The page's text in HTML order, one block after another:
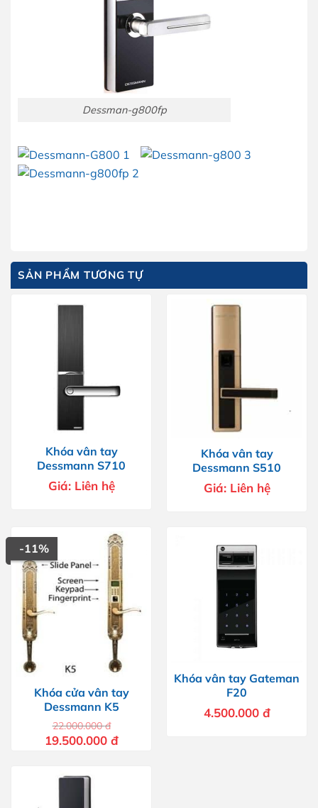
Dessman-g800fp
SẢN PHẨM TƯƠNG TỰ
Khóa vân tay
Dessmann S710
Giá: Liên hệ
Khóa vân tay
Dessmann S510
Giá: Liên hệ
-11%
Khóa cửa vân tay
Dessmann K5
22.000.000đ
Giá
gốc
19.500.000 đGiá
hiện
Khóa vân tay Gateman
F20
4.500.000 đ